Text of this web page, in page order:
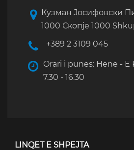
Кузман Јосифовски
1000 Скопје 1000
+389 2 3109 045
Orari i punës: Hënë - E
7.30 - 16.30
LINQET E SHPEJTA